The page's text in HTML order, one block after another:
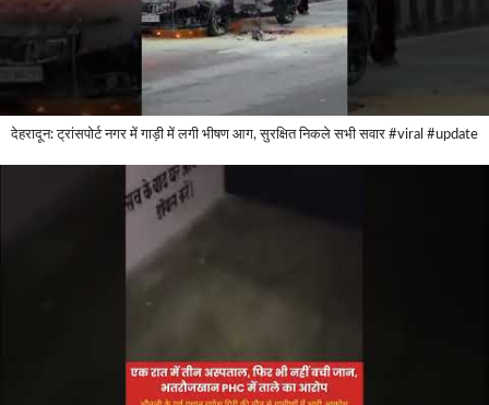
देहरादून: ट्रांसपोर्ट नगर में गाड़ी में लगी भीषण आग, सुरक्षित निकले सभी सवार #viral #update